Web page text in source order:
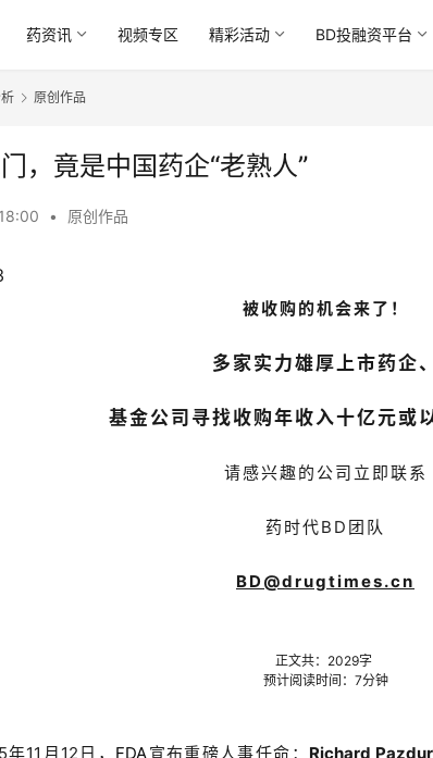
药资讯 视频专区 精彩活动 BD投融资平台
原创作品
，竟是中国药企“老熟人”
• 原创作品
被收购的机会来了！
多家实力雄厚上市药企、
基金公司寻找收购年收入十亿元或
请感兴趣的公司立即联系
药时代BD团队
BD@drugtimes.cn
正文共： 2029字
预计阅读时间：7分钟
11月12日， FDA宣布重磅人事任命： Richard